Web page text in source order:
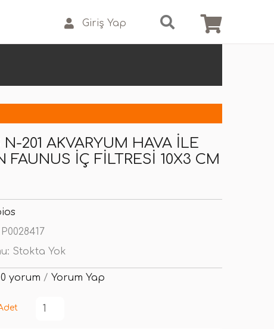
Giriş Yap
201 AKVARYUM HAVA İLE
FAUNUS İÇ FILTRESI 10X3 CM
P0028417
Stokta Yok
0 yorum / Yorum Yap